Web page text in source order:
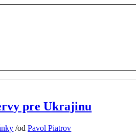
pre Ukrajinu
/odPavol Piatrov